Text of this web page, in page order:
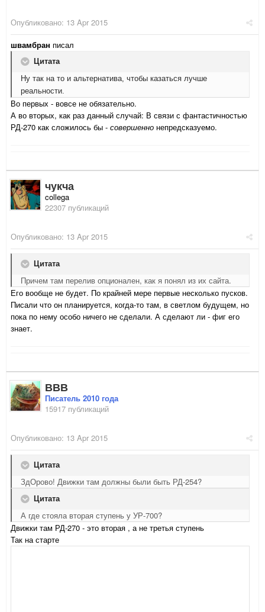
Опубликовано: 13 Apr 2015
швамбран писал
Цитата
Ну так на то и альтернатива, чтобы казаться лучше
реальности.
Во первых - вовсе не обязательно.
А во вторых, как раз данный случай: В связи с фантастичностью
РД-270 как сложилось бы - совершенно непредсказуемо.
чукча
collega
22307 публикаций
Опубликовано: 13 Apr 2015
Цитата
Причем там перелив опционален, как я понял из их сайта.
Его вообще не будет. По крайней мере первые несколько пусков.
Писали что он планируется, когда-то там, в светлом будущем, но
пока по нему особо ничего не сделали. А сделают ли - фиг его
знает.
ВВВ
Писатель 2010 года
15917 публикаций
Опубликовано: 13 Apr 2015
Цитата
ЗдОрово! Движки там должны были быть РД-254?
Цитата
А где стояла вторая ступень у УР-700?
Движки там РД-270 - это вторая , а не третья ступень
Так на старте